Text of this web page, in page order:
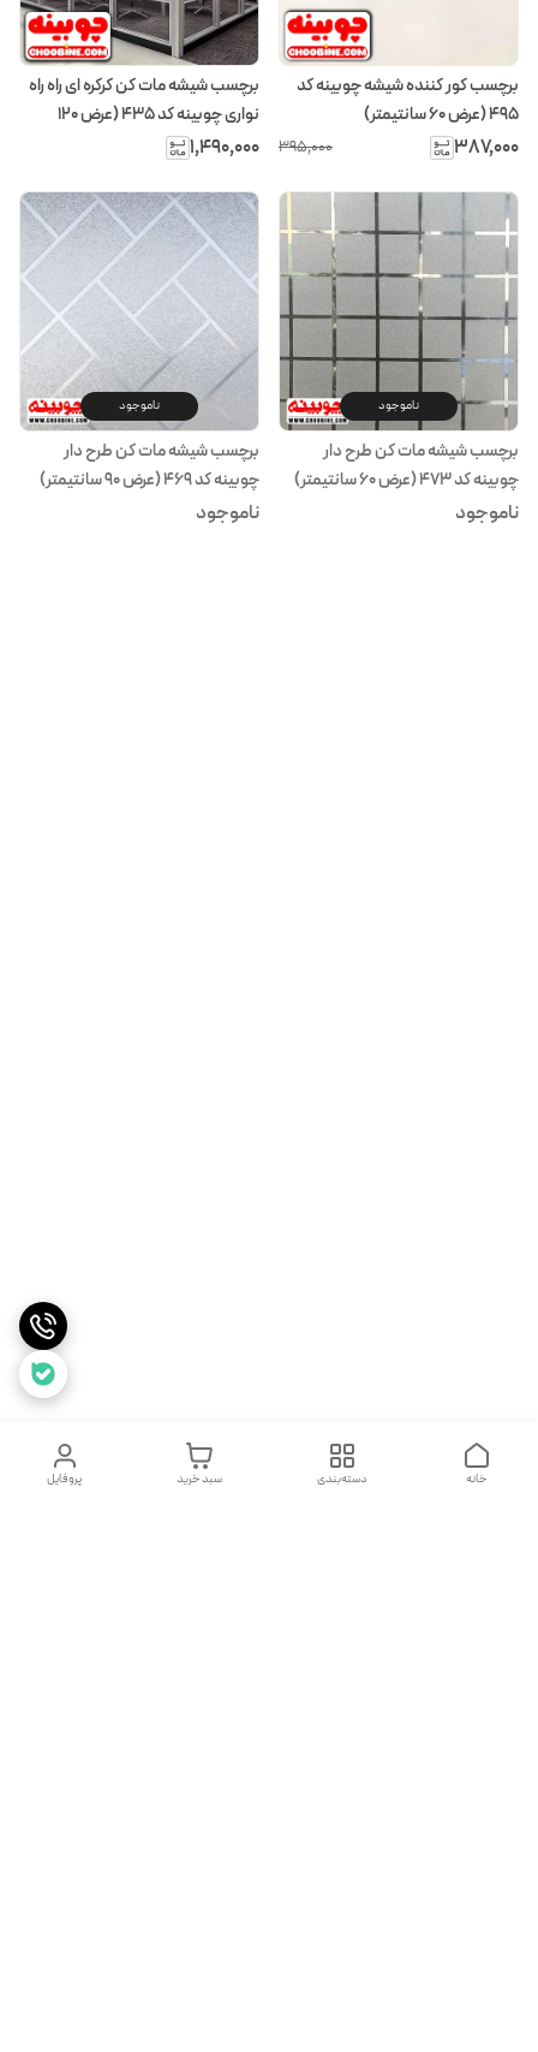
برچسب کور کننده شیشه چوبینه کد
495 (عرض 60 سانتیمتر)
۳۸۷٬۰۰۰ ۳۹۵٬۰۰۰
برچسب شیشه مات کن کرکره ای راه راه
نواری چوبینه کد 435 (عرض 120
سانتیمتر)
۱٬۴۹۰٬۰۰۰
ناموجود
برچسب شیشه مات کن طرح دار
چوبینه کد 473 (عرض 60 سانتیمتر)
ناموجود
ناموجود
برچسب شیشه مات کن طرح دار
چوبینه کد 469 (عرض 90 سانتیمتر)
ناموجود
پروفایل سبد خرید دسته‌بندی خانه